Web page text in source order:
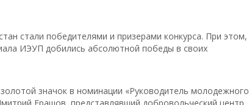
стали победителями и призерами конкурса. При этом,
ИЭУП добились абсолютной победы в своих
значок в номинации «Руководитель молодежного